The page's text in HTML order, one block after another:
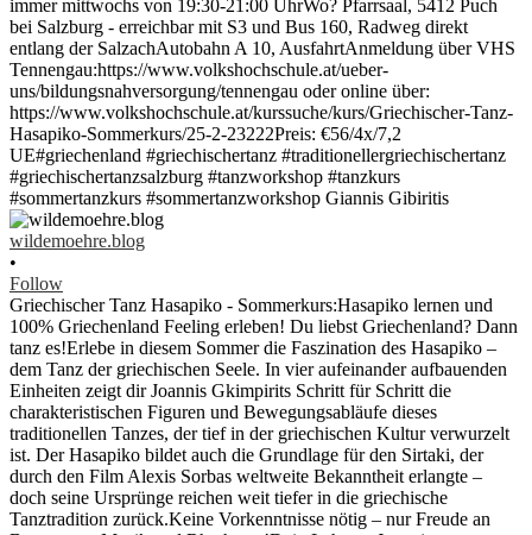
wildemoehre.blog
•
Follow
Griechischer Tanz Hasapiko - Sommerkurs:Hasapiko lernen und
100% Griechenland Feeling erleben! Du liebst Griechenland? Dann
tanz es!Erlebe in diesem Sommer die Faszination des Hasapiko –
dem Tanz der griechischen Seele. In vier aufeinander aufbauenden
Einheiten zeigt dir Joannis Gkimpirits Schritt für Schritt die
charakteristischen Figuren und Bewegungsabläufe dieses
traditionellen Tanzes, der tief in der griechischen Kultur verwurzelt
ist. Der Hasapiko bildet auch die Grundlage für den Sirtaki, der
durch den Film Alexis Sorbas weltweite Bekanntheit erlangte –
doch seine Ursprünge reichen weit tiefer in die griechische
Tanztradition zurück.Keine Vorkenntnisse nötig – nur Freude an